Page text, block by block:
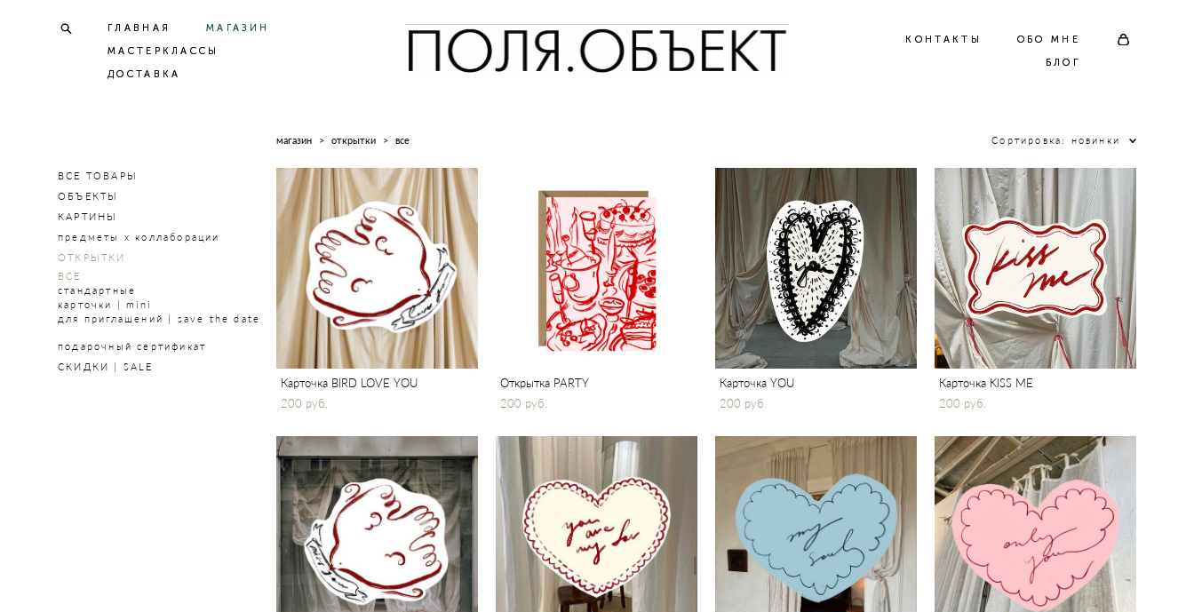
ГЛАВНАЯ
МАГАЗИН
МАСТЕРКЛАССЫ
ДОСТАВКА
КОНТАКТЫ
ОБО МНЕ
БЛОГ
ГЛАВНАЯ
МАГАЗИН
МАСТЕРКЛАССЫ
ДОСТАВКА
КОНТАКТЫ
ОБО МНЕ
БЛОГ
ВСЕ ТОВАРЫ
ОБЪЕКТЫ
КАРТИНЫ
предметы х коллаборации
ОТКРЫТКИ
ВСЕ
стандартные
карточки | mini
для приглашений | save the date
подарочный сертификат
СКИДКИ | SALE
магазин > открытки > все Сортировка: новинки
Карточка BIRD LOVE YOU
200 pуб.
Открытка PARTY
200 pуб.
Карточка YOU
200 pуб.
Карточка KISS ME
200 pуб.